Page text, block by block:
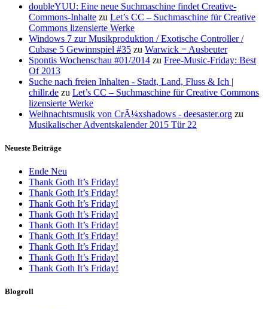
doubleYUU: Eine neue Suchmaschine findet Creative-
Commons-Inhalte zu Let’s CC – Suchmaschine für Creative
Commons lizensierte Werke
Windows 7 zur Musikproduktion / Exotische Controller /
Cubase 5 Gewinnspiel #35 zu Warwick = Ausbeuter
Spontis Wochenschau #01/2014 zu Free-Music-Friday: Best
Of 2013
Suche nach freien Inhalten - Stadt, Land, Fluss & Ich |
chillr.de zu Let’s CC – Suchmaschine für Creative Commons
lizensierte Werke
Weihnachtsmusik von CrÃ¼xshadows - deesaster.org zu
Musikalischer Adventskalender 2015 Tür 22
Neueste Beiträge
Ende Neu
Thank Goth It’s Friday!
Thank Goth It’s Friday!
Thank Goth It’s Friday!
Thank Goth It’s Friday!
Thank Goth It’s Friday!
Thank Goth It’s Friday!
Thank Goth It’s Friday!
Thank Goth It’s Friday!
Thank Goth It’s Friday!
Blogroll